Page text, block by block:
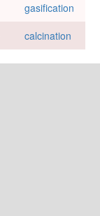
gasification
calcination